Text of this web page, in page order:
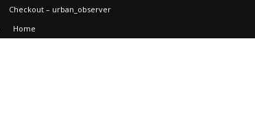
Checkout – urban_observer
Home